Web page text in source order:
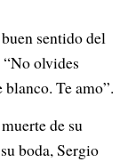
sentido del
olvides
blanco. Te amo”.
de su
boda, Sergio